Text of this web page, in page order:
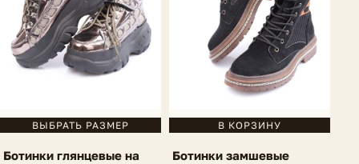
ВЫБРАТЬ РАЗМЕР
Ботинки глянцевые на
В КОРЗИНУ
Ботинки замшевые